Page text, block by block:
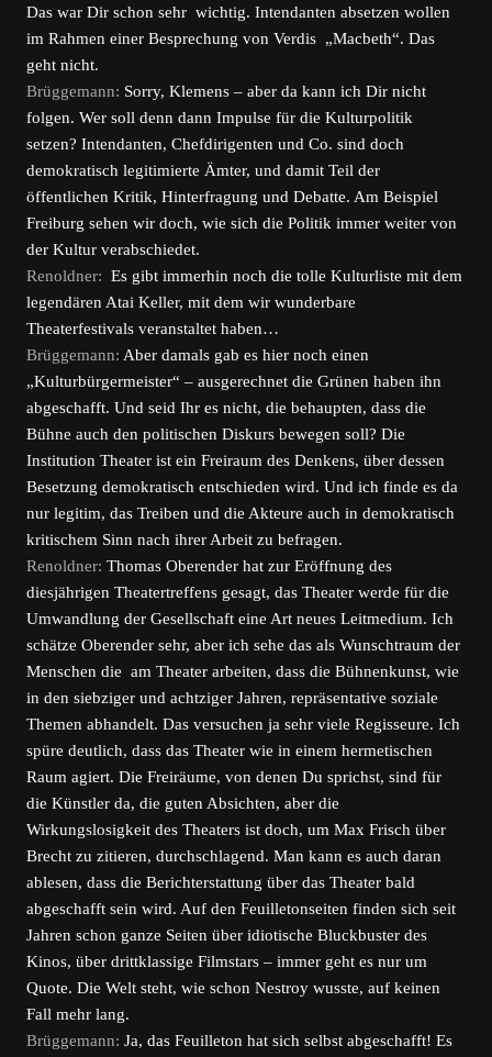
Das war Dir schon sehr wichtig. Intendanten absetzen wollen
im Rahmen einer Besprechung von Verdis „Macbeth“. Das
geht nicht.
Brüggemann: Sorry, Klemens – aber da kann ich Dir nicht
folgen. Wer soll denn dann Impulse für die Kulturpolitik
setzen? Intendanten, Chefdirigenten und Co. sind doch
demokratisch legitimierte Ämter, und damit Teil der
öffentlichen Kritik, Hinterfragung und Debatte. Am Beispiel
Freiburg sehen wir doch, wie sich die Politik immer weiter von
der Kultur verabschiedet.
Renoldner: Es gibt immerhin noch die tolle Kulturliste mit dem
legendären Atai Keller, mit dem wir wunderbare
Theaterfestivals veranstaltet haben…
Brüggemann: Aber damals gab es hier noch einen
„Kulturbürgermeister“ – ausgerechnet die Grünen haben ihn
abgeschafft. Und seid Ihr es nicht, die behaupten, dass die
Bühne auch den politischen Diskurs bewegen soll? Die
Institution Theater ist ein Freiraum des Denkens, über dessen
Besetzung demokratisch entschieden wird. Und ich finde es da
nur legitim, das Treiben und die Akteure auch in demokratisch
kritischem Sinn nach ihrer Arbeit zu befragen.
Renoldner: Thomas Oberender hat zur Eröffnung des
diesjährigen Theatertreffens gesagt, das Theater werde für die
Umwandlung der Gesellschaft eine Art neues Leitmedium. Ich
schätze Oberender sehr, aber ich sehe das als Wunschtraum der
Menschen die am Theater arbeiten, dass die Bühnenkunst, wie
in den siebziger und achtziger Jahren, repräsentative soziale
Themen abhandelt. Das versuchen ja sehr viele Regisseure. Ich
spüre deutlich, dass das Theater wie in einem hermetischen
Raum agiert. Die Freiräume, von denen Du sprichst, sind für
die Künstler da, die guten Absichten, aber die
Wirkungslosigkeit des Theaters ist doch, um Max Frisch über
Brecht zu zitieren, durchschlagend. Man kann es auch daran
ablesen, dass die Berichterstattung über das Theater bald
abgeschafft sein wird. Auf den Feuilletonseiten finden sich seit
Jahren schon ganze Seiten über idiotische Bluckbuster des
Kinos, über drittklassige Filmstars – immer geht es nur um
Quote. Die Welt steht, wie schon Nestroy wusste, auf keinen
Fall mehr lang.
Brüggemann: Ja, das Feuilleton hat sich selbst abgeschafft! Es